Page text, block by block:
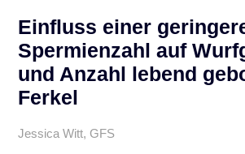
Einfluss einer
Spermienzahl auf
und Anzahl lebend
Ferkel
Jessica Witt, GFS